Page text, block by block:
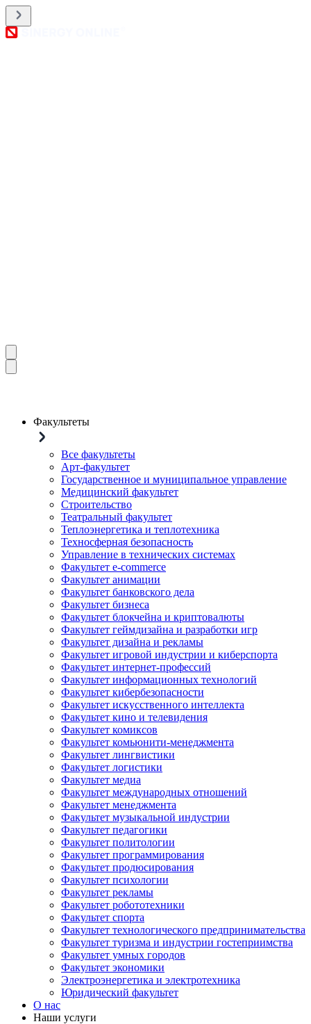
Факультеты
Все факультеты
Арт-факультет
Государственное и муниципальное управление
Медицинский факультет
Строительство
Театральный факультет
Теплоэнергетика и теплотехника
Техносферная безопасность
Управление в технических системах
Факультет e-commerce
Факультет анимации
Факультет банковского дела
Факультет бизнеса
Факультет блокчейна и криптовалюты
Факультет геймдизайна и разработки игр
Факультет дизайна и рекламы
Факультет игровой индустрии и киберспорта
Факультет интернет-профессий
Факультет информационных технологий
Факультет кибербезопасности
Факультет искусственного интеллекта
Факультет кино и телевидения
Факультет комиксов
Факультет комьюнити-менеджмента
Факультет лингвистики
Факультет логистики
Факультет медиа
Факультет международных отношений
Факультет менеджмента
Факультет музыкальной индустрии
Факультет педагогики
Факультет политологии
Факультет программирования
Факультет продюсирования
Факультет психологии
Факультет рекламы
Факультет робототехники
Факультет спорта
Факультет технологического предпринимательства
Факультет туризма и индустрии гостеприимства
Факультет умных городов
Факультет экономики
Электроэнергетика и электротехника
Юридический факультет
О нас
Наши услуги